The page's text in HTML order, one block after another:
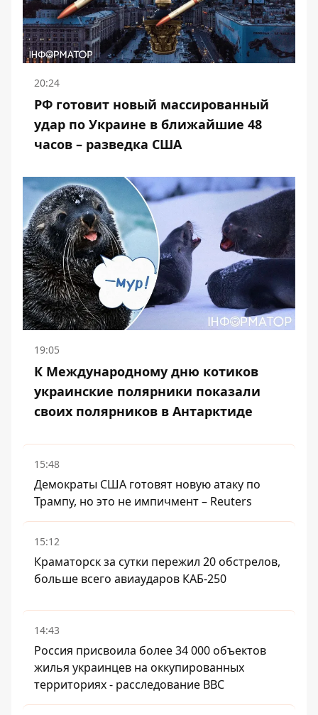
20:24
РФ готовит новый массированный
удар по Украине в ближайшие 48
часов – разведка США
19:05
К Международному дню котиков
украинские полярники показали
своих полярников в Антарктиде
15:48
Демократы США готовят новую атаку по
Трампу, но это не импичмент – Reuters
15:12
Краматорск за сутки пережил 20 обстрелов,
больше всего авиаударов КАБ-250
14:43
Россия присвоила более 34 000 объектов
жилья украинцев на оккупированных
территориях - расследование BBC